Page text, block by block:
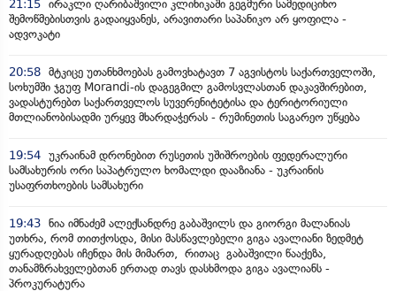
21:15 ირაკლი ღარიბაშვილი კლინიკაში გეგმური სამედიცინო
შემოწმებისთვის გადაიყვანეს, არავითარი საპანიკო არ ყოფილა -
ადვოკატი
20:58 მტკიცე უთანხმოებას გამოვხატავთ 7 აგვისტოს საქართველოში,
სოხუმში ჯგუფ Morandi-ის დაგეგმილ გამოსვლასთან დაკავშირებით,
ვადასტურებთ საქართველოს სუვერენიტეტისა და ტერიტორიული
მთლიანობისადმი ურყევ მხარდაჭერას - რუმინეთის საგარეო უწყება
19:54 უკრაინამ დრონებით რუსეთის უშიშროების ფედერალური
სამსახურის ორი საპატრულო ხომალდი დააზიანა - უკრაინის
უსაფრთხოების სამსახური
19:43 ნია იმნაძემ ალექსანდრე გაბაშვილს და გიორგი მალანიას
უთხრა, რომ თითქოსდა, მისი მასწავლებელი გიგა ავალიანი ზედმეტ
ყურადღებას იჩენდა მის მიმართ, რითაც გაბაშვილი წააქეზა,
თანამზრახველებთან ერთად თავს დასხმოდა გიგა ავალიანს -
პროკურატურა